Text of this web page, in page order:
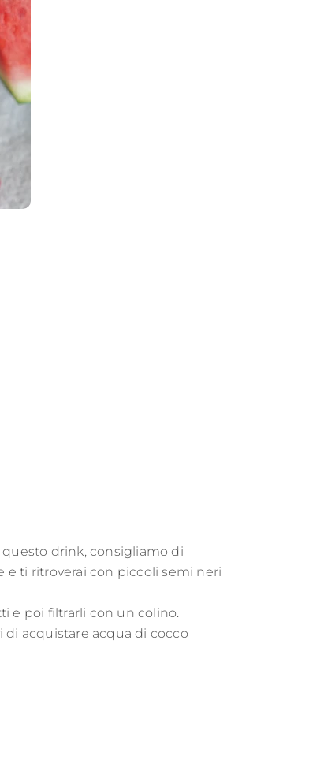
drink, consigliamo di
ti ritroverai con piccoli semi neri
e poi filtrarli con un colino.
di acquistare acqua di cocco